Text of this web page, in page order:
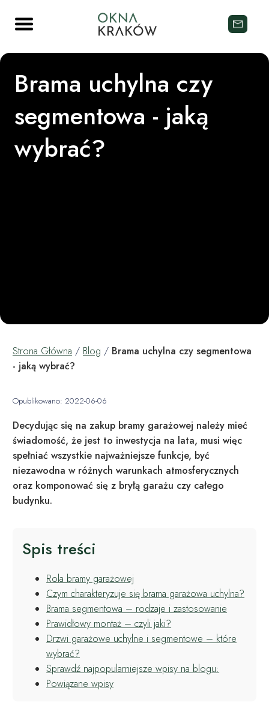
Brama uchylna czy
segmentowa - jaką
wybrać?
Strona Główna / Blog / Brama uchylna czy segmentowa
- jaką wybrać?
Opublikowano: 2022-06-06
Decydując się na zakup bramy garażowej należy mieć
świadomość, że jest to inwestycja na lata, musi więc
spełniać wszystkie najważniejsze funkcje, być
niezawodna w różnych warunkach atmosferycznych
oraz komponować się z bryłą garażu czy całego
budynku.
Spis treści
Rola bramy garażowej
Czym charakteryzuje się brama garażowa uchylna?
Brama segmentowa – rodzaje i zastosowanie
Prawidłowy montaż – czyli jaki?
Drzwi garażowe uchylne i segmentowe – które
wybrać?
Sprawdź najpopularniejsze wpisy na blogu:
Powiązane wpisy